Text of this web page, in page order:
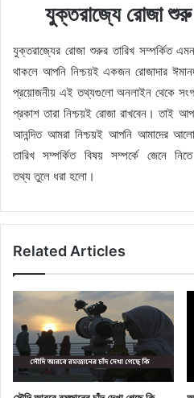
যুক্তরাজ্যে রোজা
যুক্তরাজ্যের রোজা শুরুর তারিখ সম্পর্কিত
থাকলে আপনি নিশ্চয়ই একজন রোজাদার
প্রয়োজনীয় এই তথ্যগুলো অনলাইন থেকে
প্রকাশ তারা নিশ্চয়ই রোজা রাখবেন। তাই
আনন্দিত আমরা নিশ্চয়ই আপনি আমাদের
তারিখ সম্পর্কিত বিষয় সম্পর্কে জেনে
তথ্য তুলে ধরা হলো।
Related Articles